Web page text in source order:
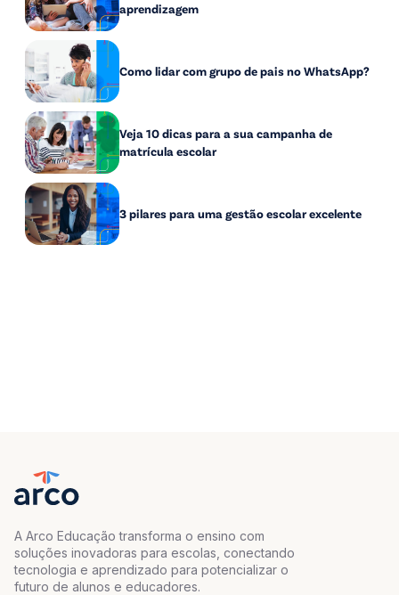
aprendizagem
Como lidar com grupo de pais no WhatsApp?
Veja 10 dicas para a sua campanha de
matrícula escolar
3 pilares para uma gestão escolar excelente
A Arco Educação transforma o ensino com
soluções inovadoras para escolas, conectando
tecnologia e aprendizado para potencializar o
futuro de alunos e educadores.